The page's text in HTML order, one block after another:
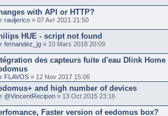
with API or HTTP?
rauljerico » 07 Avr 2021 21:50
HUE - script not found
fernandez_jg » 10 Mars 2018 20:09
des capteurs fuite d'eau Dlink Home
FLAVOS » 12 Nov 2017 15:06
and high number of devices
@VincentRecipon » 13 Oct 2015 23:16
Faster version of eedomus box?